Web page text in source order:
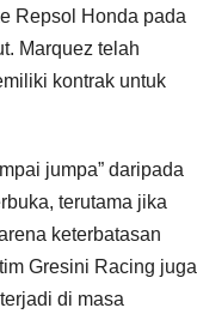
Repsol Honda pada
Marquez telah
kontrak untuk
jumpa” daripada
terutama jika
keterbatasan
Gresini Racing juga
di masa